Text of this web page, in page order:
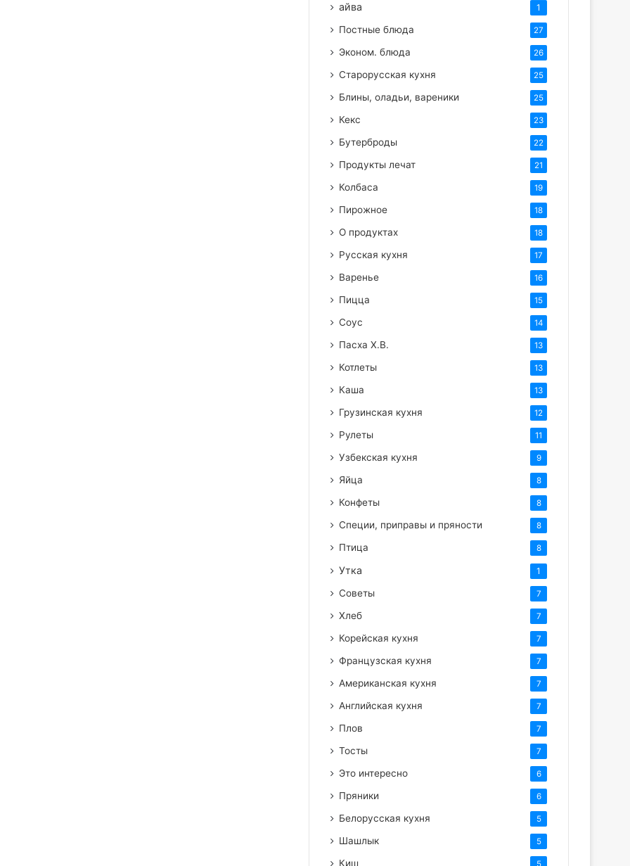
айва 1
Постные блюда 27
Эконом. блюда 26
Старорусская кухня 25
Блины, оладьи, вареники 25
Кекс 23
Бутерброды 22
Продукты лечат 21
Колбаса 19
Пирожное 18
О продуктах 18
Русская кухня 17
Варенье 16
Пицца 15
Соус 14
Пасха Х.В. 13
Котлеты 13
Каша 13
Грузинская кухня 12
Рулеты 11
Узбекская кухня 9
Яйца 8
Конфеты 8
Специи, приправы и пряности 8
Птица 8
Утка 1
Советы 7
Хлеб 7
Корейская кухня 7
Французская кухня 7
Американская кухня 7
Английская кухня 7
Плов 7
Тосты 7
Это интересно 6
Пряники 6
Белорусская кухня 5
Шашлык 5
Киш 5